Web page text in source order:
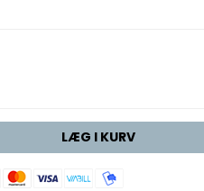
LÆG I KURV